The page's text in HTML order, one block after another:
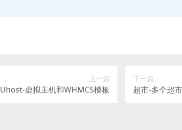
上一篇
Uhost-虚拟主机和WHMCS模板
下一篇
超市-多个超